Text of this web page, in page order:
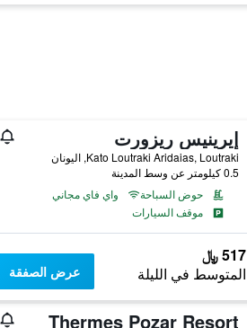
إيرينيس ريزورت
Kato Loutraki Aridaias, Loutraki, اليونان
0.5 كيلومتر عن وسط المدينة
حوض السباحة
واي فاي مجاني
موقف السيارات
517 ﷼
المتوسط في الليلة عرض الصفقة
Thermes Pozar Resort